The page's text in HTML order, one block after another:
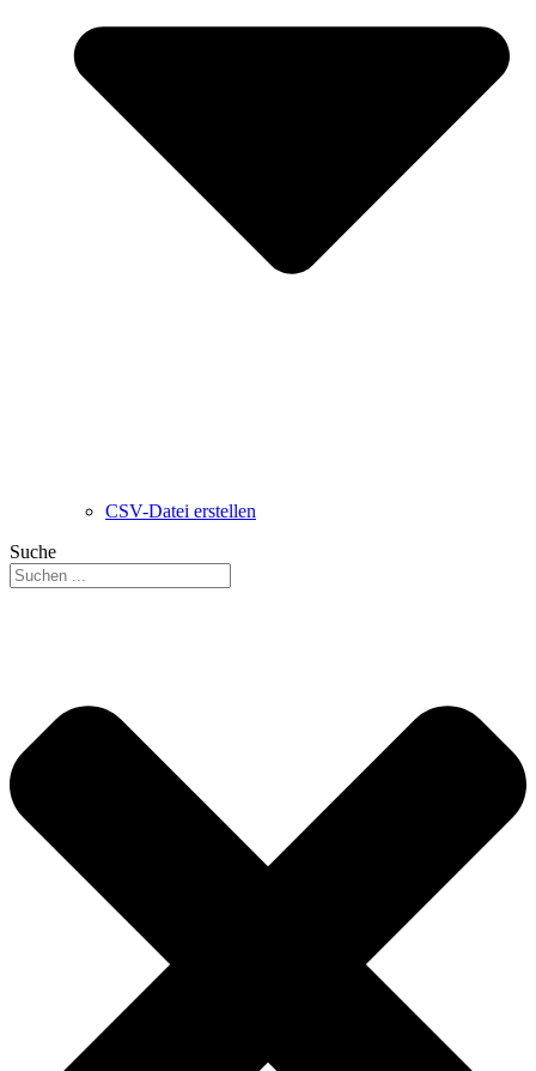
CSV-Datei erstellen
Suche